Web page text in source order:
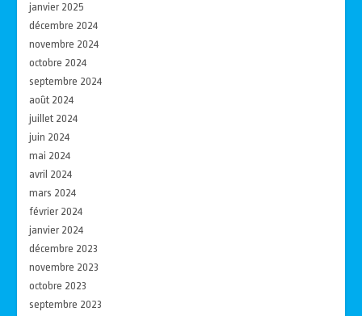
janvier 2025
décembre 2024
novembre 2024
octobre 2024
septembre 2024
août 2024
juillet 2024
juin 2024
mai 2024
avril 2024
mars 2024
février 2024
janvier 2024
décembre 2023
novembre 2023
octobre 2023
septembre 2023